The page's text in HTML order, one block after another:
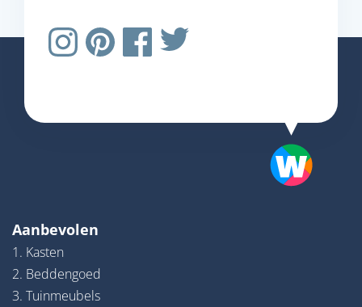
Aanbevolen
1. Kasten
2. Beddengoed
3. Tuinmeubels